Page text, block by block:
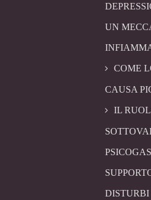
UN
COME
CAUSA
IL